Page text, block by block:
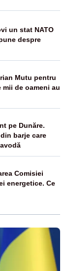
un stat NATO
despre
Mutu pentru
mii de oameni au
pe Dunăre.
barje care
Comisiei
energetice. Ce